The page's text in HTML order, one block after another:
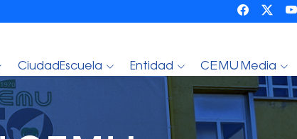
CiudadEscuela Entidad CEMU Media